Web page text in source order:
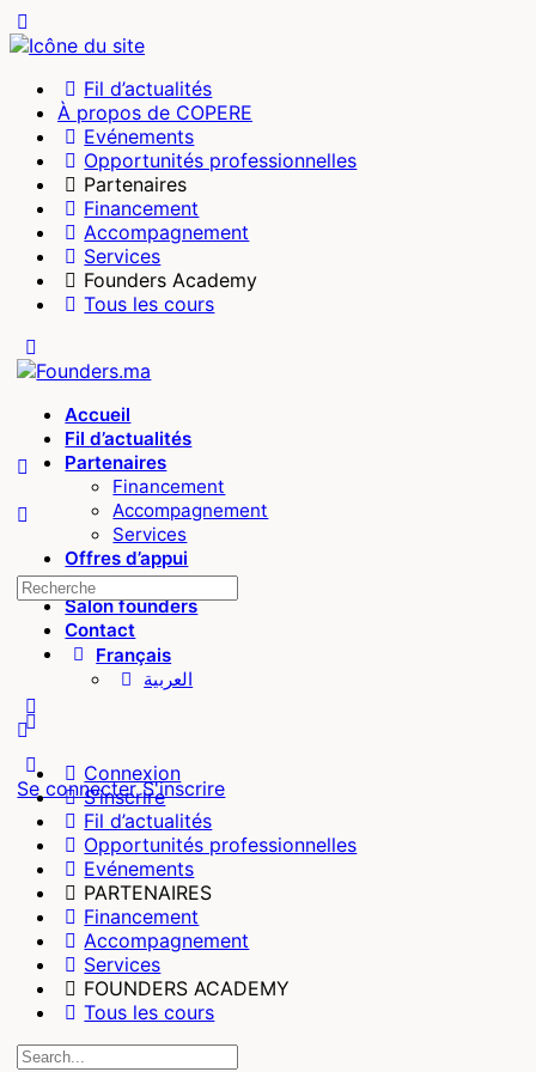
Fil d’actualités
À propos de COPERE
Evénements
Opportunités professionnelles
Partenaires
Financement
Accompagnement
Services
Founders Academy
Tous les cours
Accueil
Fil d’actualités
Partenaires
Financement
Accompagnement
Services
Offres d’appui
Founders
Salon founders
Contact
Français
العربية
Se connecterS'inscrire
Connexion
S’inscrire
Fil d’actualités
Opportunités professionnelles
Evénements
PARTENAIRES
Financement
Accompagnement
Services
FOUNDERS ACADEMY
Tous les cours